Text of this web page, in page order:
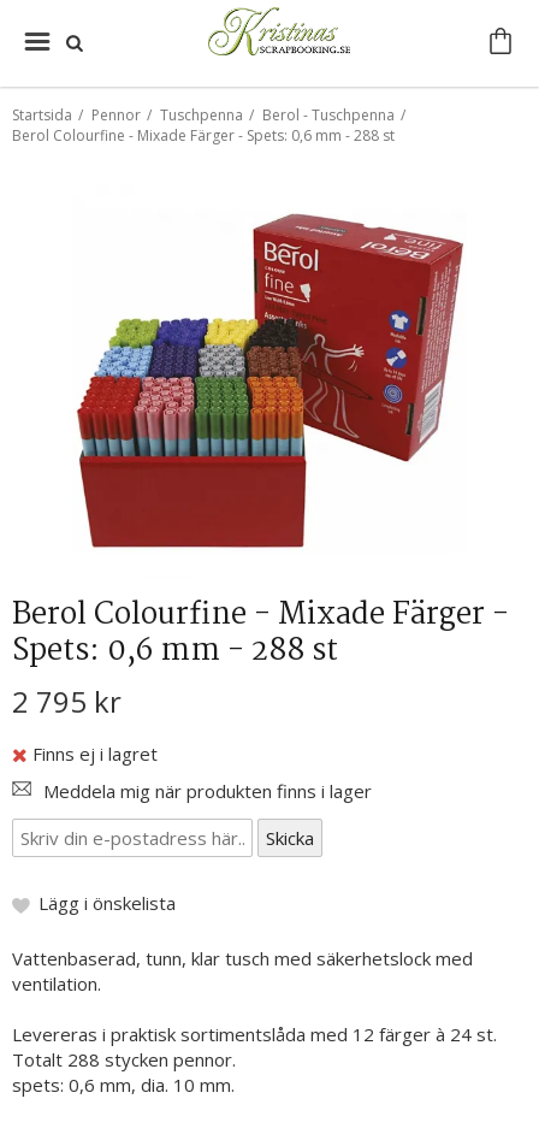
Startsida / Pennor / Tuschpenna / Berol - Tuschpenna /
Berol Colourfine - Mixade Färger - Spets: 0,6 mm - 288 st
Berol Colourfine - Mixade Färger -
Spets: 0,6 mm - 288 st
2 795 kr
Finns ej i lagret
Meddela mig när produkten finns i lager
Lägg i önskelista
Vattenbaserad, tunn, klar tusch med säkerhetslock med
ventilation.
Levereras i praktisk sortimentslåda med 12 färger à 24 st.
Totalt 288 stycken pennor.
spets: 0,6 mm, dia. 10 mm.